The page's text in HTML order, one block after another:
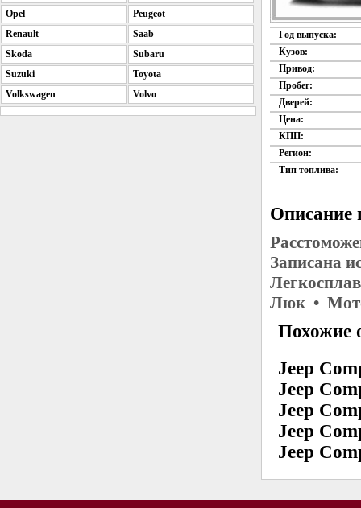
Год выпуска:
Кузов:
Привод:
Пробег:
Дверей:
Цена:
КПП:
Регион:
Тип топлива:
Описание
Записана
Люк •
Похожие
Jeep
Jeep
Jeep
Jeep
Jeep
Opel
Peugeot
Renault
Saab
Skoda
Subaru
Suzuki
Toyota
Volkswagen
Volvo